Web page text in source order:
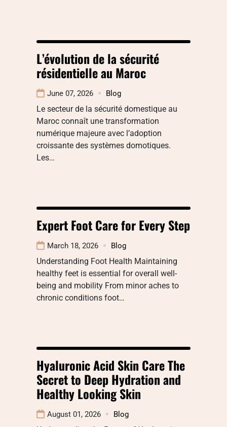
L’évolution de la sécurité
résidentielle au Maroc
June 07, 2026 Blog
Le secteur de la sécurité domestique au
Maroc connaît une transformation
numérique majeure avec l’adoption
croissante des systèmes domotiques.
Les…
Expert Foot Care for Every Step
March 18, 2026 Blog
Understanding Foot Health Maintaining
healthy feet is essential for overall well-
being and mobility From minor aches to
chronic conditions foot…
Hyaluronic Acid Skin Care The
Secret to Deep Hydration and
Healthy Looking Skin
August 01, 2026 Blog